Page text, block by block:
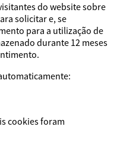
do website sobre
solicitar e, se
para a utilização de
durante 12 meses
cookies foram